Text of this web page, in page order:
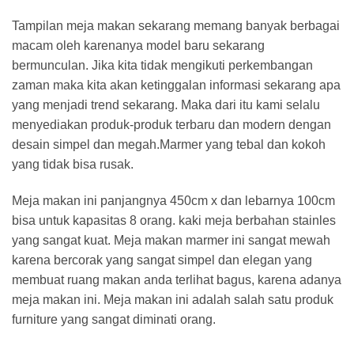
Tampilan meja makan sekarang memang banyak berbagai
macam oleh karenanya model baru sekarang
bermunculan. Jika kita tidak mengikuti perkembangan
zaman maka kita akan ketinggalan informasi sekarang apa
yang menjadi trend sekarang. Maka dari itu kami selalu
menyediakan produk-produk terbaru dan modern dengan
desain simpel dan megah.Marmer yang tebal dan kokoh
yang tidak bisa rusak.
Meja makan ini panjangnya 450cm x dan lebarnya 100cm
bisa untuk kapasitas 8 orang. kaki meja berbahan stainles
yang sangat kuat. Meja makan marmer ini sangat mewah
karena bercorak yang sangat simpel dan elegan yang
membuat ruang makan anda terlihat bagus, karena adanya
meja makan ini. Meja makan ini adalah salah satu produk
furniture yang sangat diminati orang.